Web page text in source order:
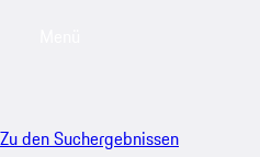
Zu den Suchergebnissen